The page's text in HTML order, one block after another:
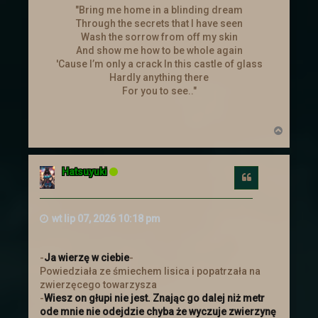
Kolejna szansa na zdobycie losu na
loterię. Tkacz Losu do końca dnia (12.02)
czeka na zdjęcia tego jak świętowaliście
Tłusty Czwartek. Więcej informacji w
wiadomości od Tkacza i w
Aktualizacjach.
DoRegulaminu Grydodany został punkt
19 dotyczący dodatkowych awatarów.
Odbudowa świata
→Cross Cityodbudowuje się po ataku
"Bring me home in a blinding dream
Through the secrets that I have seen
Wash the sorrow from off my skin
And show me how to be whole again
'Cause I’m only a crack In this castle of glass
Hardly anything there
For you to see.."
g
Hatsuyuki
wt lip 07, 2026 10:18 pm
-Ja wierzę w ciebie-
Powiedziała ze śmiechem lisica i popatrzała na
zwierzęcego towarzysza
-Wiesz on głupi nie jest. Znając go dalej niż metr
ode mnie nie odejdzie chyba że wyczuje zwierzynę